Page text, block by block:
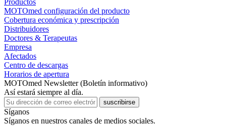
Productos
MOTOmed configuración del producto
Cobertura económica y prescripción
Distribuidores
Doctores & Terapeutas
Empresa
Afectados
Centro de descargas
Horarios de apertura
MOTOmed Newsletter (Boletín informativo)
Así estará siempre al día.
suscribirse
Síganos
Síganos en nuestros canales de medios sociales.